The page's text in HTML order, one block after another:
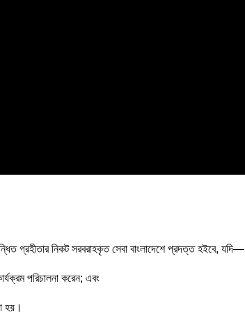
গ্রহীতার নিকট সরবরাহকৃত সেবা বাংলাদেশে প্রদত্ত হইবে, যদি―
পরিচালনা করেন; এবং
হয়।